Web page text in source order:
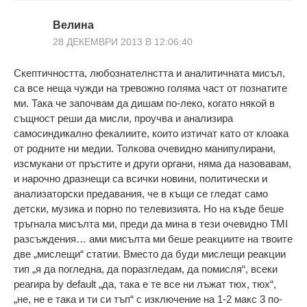
Велина
28 ДЕКЕМВРИ 2013 В 12:06:40
Скептичността, любознателнстта и аналитичната мисъл,
са все неща чужди на тревожно голяма част от познатите
ми. Така че започвам да дишам по-леко, когато някой в
същност реши да мисли, проучва и анализира
самосиндикално фекалиите, които изтичат като от клоака
от родните ни медии. Толкова очевидно манипулирани,
изсмукани от пръстите и други органи, няма да назовавам,
и нарочно дразнещи са всички новини, политически и
анализаторски предавания, че в къщи се гледат само
детски, музика и порно по телевизията. Но на къде беше
тръгнала мисълта ми, преди да мина в тези очевидно TMI
разсъждения… ами мисълта ми беше реакциите на твоите
две „мислещи“ статии. Вместо да буди мислещи реакции
тип „я да погледна, да поразгледам, да помисля“, всеки
реагира by default „да, така е те все ни лъжат тюх, тюх“,
„не, не е така и ти си тъп“ с изключение на 1-2 макс 3 по-